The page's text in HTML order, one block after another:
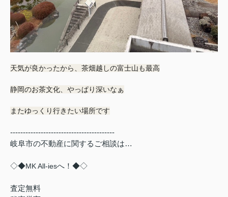
天気が良かったから、茶畑越しの富士山も最高
静岡のお茶文化、やっぱり深いなぁ
またゆっくり行きたい場所です
-----------------------------------------
岐阜市の不動産に関するご相談は…
◇◆MK All-iesへ！◆◇
査定無料